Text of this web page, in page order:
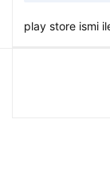
play store ismi